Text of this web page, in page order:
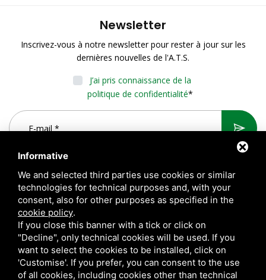
Newsletter
Inscrivez-vous à notre newsletter pour rester à jour sur les
dernières nouvelles de l'A.T.S.
J’ai pris connaissance de la
politique de confidentialité*
A.T.S. S.r.l. Via del Mangano, 4/A 40023 Castel Guelfo di Bologna
(BO) Italy | P.Iva 00824841209 |Privacy|Notes légales|
Informative
We and selected third parties use cookies or similar
technologies for technical purposes and, with your
consent, also for other purposes as specified in the
cookie policy.
If you close this banner with a tick or click on
"Decline", only technical cookies will be used. If you
want to select the cookies to be installed, click on
'Customise'. If you prefer, you can consent to the use
of all cookies, including cookies other than technical